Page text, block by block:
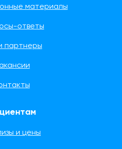
материалы
ответы
партнеры
и цены